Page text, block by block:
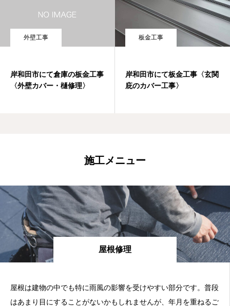
外壁工事
岸和田市にて倉庫の板金工事
〈外壁カバー・樋修理〉
板金工事
岸和田市にて板金工事〈玄関
庇のカバー工事〉
施工メニュー
屋根修理
屋根は建物の中でも特に雨風の影響を受けやすい部分です。普段
はあまり目にすることがないかもしれませんが、年月を重ねるご